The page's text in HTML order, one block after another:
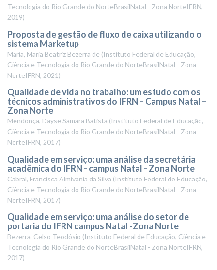
Tecnologia do Rio Grande do NorteBrasilNatal - Zona NorteIFRN,
2019)
Proposta de gestão de fluxo de caixa utilizando o
sistema Marketup
Maria, Maria Beatriz Bezerra de (Instituto Federal de Educação,
Ciência e Tecnologia do Rio Grande do NorteBrasilNatal - Zona
NorteIFRN, 2021)
Qualidade de vida no trabalho: um estudo com os
técnicos administrativos do IFRN – Campus Natal –
Zona Norte
Mendonça, Dayse Samara Batista (Instituto Federal de Educação,
Ciência e Tecnologia do Rio Grande do NorteBrasilNatal - Zona
NorteIFRN, 2017)
Qualidade em serviço: uma análise da secretária
acadêmica do IFRN - campus Natal - Zona Norte
Cabral, Francisca Almivania da Silva (Instituto Federal de Educação,
Ciência e Tecnologia do Rio Grande do NorteBrasilNatal - Zona
NorteIFRN, 2017)
Qualidade em serviço: uma análise do setor de
portaria do IFRN campus Natal -Zona Norte
Bezerra, Celso Teodósio (Instituto Federal de Educação, Ciência e
Tecnologia do Rio Grande do NorteBrasilNatal - Zona NorteIFRN,
2017)